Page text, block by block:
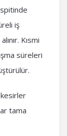
iş
Kısmi
süreleri
kesirler
tama